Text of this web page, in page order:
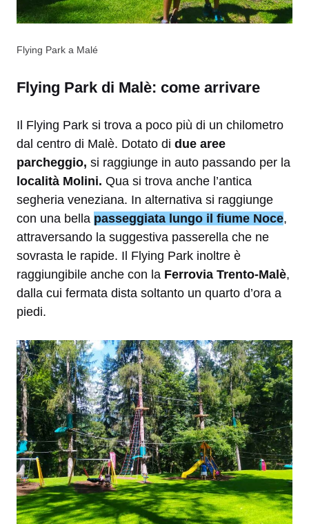
Flying Park a Malé
Flying Park di Malè: come arrivare
Il Flying Park si trova a poco più di un chilometro
dal centro di Malè. Dotato di due aree
parcheggio, si raggiunge in auto passando per la
località Molini. Qua si trova anche l’antica
segheria veneziana. In alternativa si raggiunge
con una bella passeggiata lungo il fiume Noce,
attraversando la suggestiva passerella che ne
sovrasta le rapide. Il Flying Park inoltre è
raggiungibile anche con la Ferrovia Trento-Malè,
dalla cui fermata dista soltanto un quarto d’ora a
piedi.